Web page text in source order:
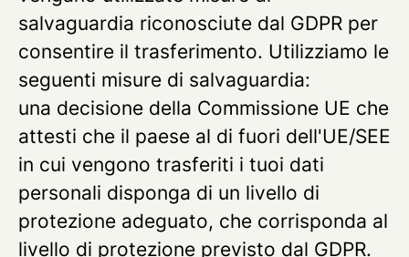
salvaguardia riconosciute dal GDPR per
consentire il trasferimento. Utilizziamo le
seguenti misure di salvaguardia:
una decisione della Commissione UE che
attesti che il paese al di fuori dell'UE/SEE
in cui vengono trasferiti i tuoi dati
personali disponga di un livello di
protezione adeguato, che corrisponda al
livello di protezione previsto dal GDPR.